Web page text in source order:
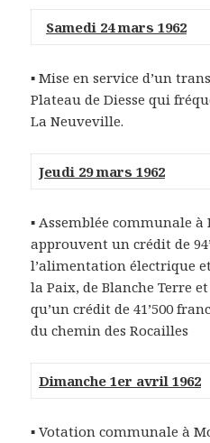
Samedi 24 mars 1962
▪ Mise en service d’un
Plateau de Diesse qui
La Neuveville.
Jeudi 29 mars 1962
▪ Assemblée communale
approuvent un crédit de
l’alimentation électrique
la Paix, de Blanche Terre
qu’un crédit de 41’500
du chemin des Rocailles
Dimanche 1er avril 1962
▪ Votation communale à